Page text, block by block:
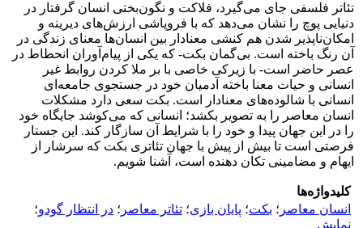
تئاتر فلسفی جای می‌گیرد، فلاکت و نگون‌بختی انسان گرفتار در
دنیایی پوچ را نشان می‌دهد که با فروپاشی ارزش‌های دیرینه و
امکان‌ناپذیر شدن هم کنشی معنادار بین انسان‌ها معنای زندگی در
آن رنگ باخته است. بی‌گمان بکت- که یکی از پیام‌آوران انحطاط در
عصر حاضر است- با زیرکی خاصی با بر ملا کردن روابط غیر
انسانی و حیات معنا باخته آدمیان خود در جستجوی جامعه‌ای
انسانی با شالوده‌های معنادار است. بکت سعی دارد مشکلات
انسان معاصر را به تصویر بکشد؛ انسانی که می‌کوشد جایگاه خود
را در این جهان پیدا و خود را با شرایط آن سازگار کند. این جستار
فرصتی است تا بیش از پیش با جهان تئاتری بکت که سرشار از
ایهام و مضامینی تکان دهنده است، آشنا شویم.
کلیدواژه‌ها
انسان معاصر ؛ بکت؛ پایان بازی؛ تئاتر معاصر ؛ در انتظار گودو؛
نمایش